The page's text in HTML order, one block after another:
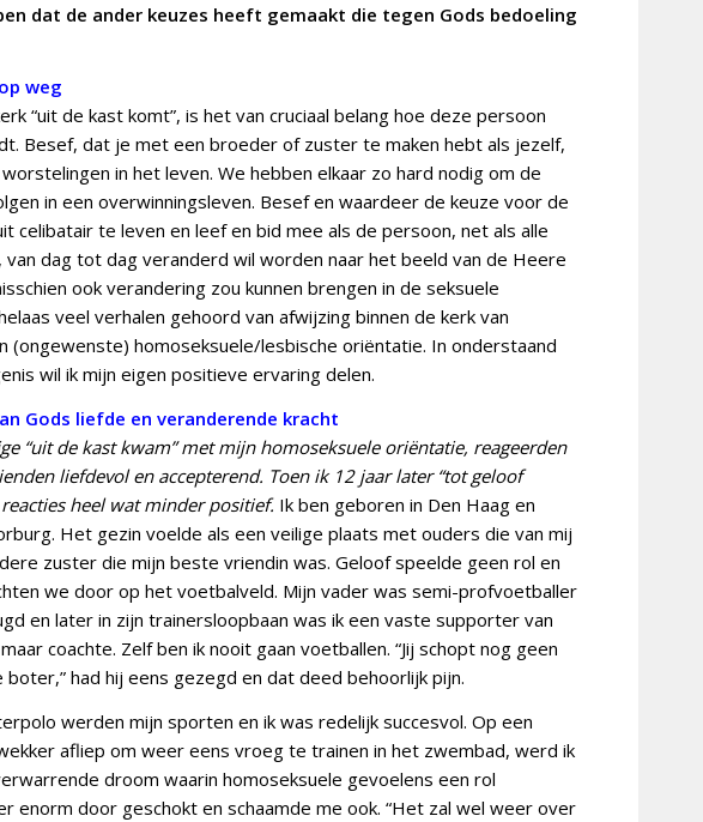
dat de ander keuzes heeft gemaakt die tegen Gods bedoeling
weg
“uit de kast komt”, is het van cruciaal belang hoe deze persoon
Besef, dat je met een broeder of zuster te maken hebt als jezelf,
in het leven. We hebben elkaar zo hard nodig om de
in een overwinningsleven. Besef en waardeer de keuze voor de
celibatair te leven en leef en bid mee als de persoon, net als alle
van dag tot dag veranderd wil worden naar het beeld van de Heere
ook verandering zou kunnen brengen in de seksuele
veel verhalen gehoord van afwijzing binnen de kerk van
(ongewenste) homoseksuele/lesbische oriëntatie. In onderstaand
wil ik mijn eigen positieve ervaring delen.
Gods liefde en veranderende kracht
“uit de kast kwam” met mijn homoseksuele oriëntatie, reageerden
liefdevol en accepterend. Toen ik 12 jaar later “tot geloof
heel wat minder positief. Ik ben geboren in Den Haag en
Het gezin voelde als een veilige plaats met ouders die van mij
zuster die mijn beste vriendin was. Geloof speelde geen rol en
we door op het voetbalveld. Mijn vader was semi-profvoetballer
en later in zijn trainersloopbaan was ik een vaste supporter van
coachte. Zelf ben ik nooit gaan voetballen. “Jij schopt nog geen
boter,” had hij eens gezegd en dat deed behoorlijk pijn.
werden mijn sporten en ik was redelijk succesvol. Op een
afliep om weer eens vroeg te trainen in het zwembad, werd ik
droom waarin homoseksuele gevoelens een rol
enorm door geschokt en schaamde me ook. “Het zal wel weer over